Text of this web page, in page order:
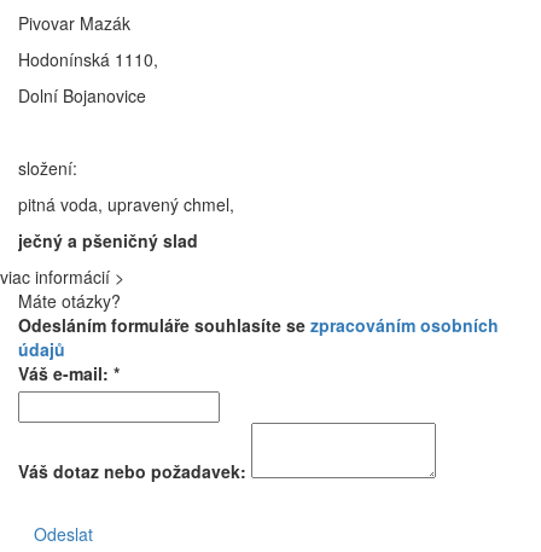
Pivovar Mazák
Hodonínská 1110,
Dolní Bojanovice
složení:
pitná voda, upravený chmel,
ječný a pšeničný slad
viac informácií >
Máte otázky?
Odesláním formuláře souhlasíte se zpracováním osobních
údajů
Váš e-mail: *
Váš dotaz nebo požadavek:
Odeslat